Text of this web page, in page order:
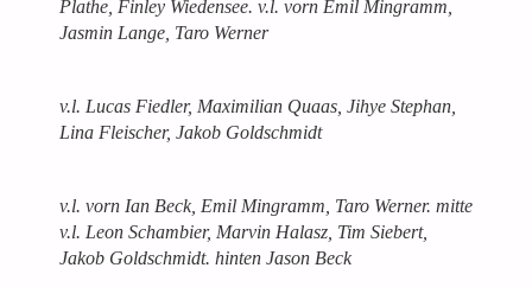
Plathe, Finley Wiedensee. v.l. vorn Emil Mingramm,
Jasmin Lange, Taro Werner
v.l. Lucas Fiedler, Maximilian Quaas, Jihye Stephan,
Lina Fleischer, Jakob Goldschmidt
v.l. vorn Ian Beck, Emil Mingramm, Taro Werner. mitte
v.l. Leon Schambier, Marvin Halasz, Tim Siebert,
Jakob Goldschmidt. hinten Jason Beck